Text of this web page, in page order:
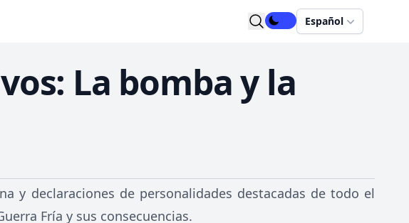
Español
La bomba y la
y declaraciones de personalidades destacadas de todo el
Fría y sus consecuencias.